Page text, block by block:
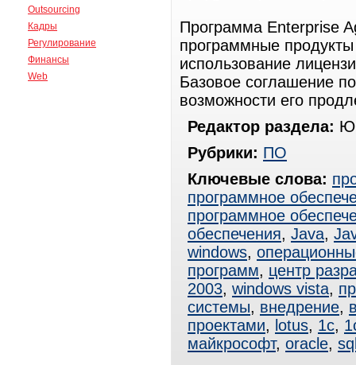
Outsourcing
Кадры
Регулирование
Финансы
Web
Программа Enterprise
программные
использование
Базовое соглашение
возможности его
Редактор раздела:
Рубрики: ПО
Ключевые слова:
программное
программное
обеспечения, Java,
windows,
программ, центр
2003, windows vista,
системы, внедрение,
проектами, lotus, 1с,
майкрософт, oracle,